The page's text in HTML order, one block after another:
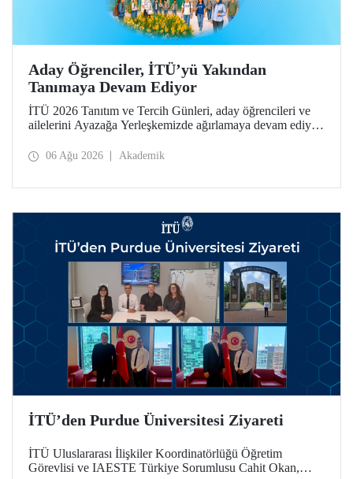
Aday Öğrenciler, İTÜ’yü Yakından
Tanımaya Devam Ediyor
İTÜ 2026 Tanıtım ve Tercih Günleri, aday öğrencileri ve
ailelerini Ayazağa Yerleşkemizde ağırlamaya devam ediyor.
ilgili fakülte ve birimler adaylara bilgi vermeye devam
06 Ağu 2026 Akademik
İTÜ’den Purdue Üniversitesi Ziyareti
İTÜ Uluslararası İlişkiler Koordinatörlüğü Öğretim
Görevlisi ve IAESTE Türkiye Sorumlusu Cahit Okan,